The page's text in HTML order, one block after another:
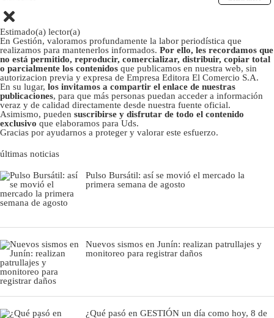
Estimado(a) lector(a)
En Gestión, valoramos profundamente la labor periodística que
realizamos para mantenerlos informados. Por ello, les recordamos que
no está permitido, reproducir, comercializar, distribuir, copiar total
o parcialmente los contenidos que publicamos en nuestra web, sin
autorizacion previa y expresa de Empresa Editora El Comercio S.A.
En su lugar, los invitamos a compartir el enlace de nuestras
publicaciones, para que más personas puedan acceder a información
veraz y de calidad directamente desde nuestra fuente oficial.
Asimismo, pueden suscribirse y disfrutar de todo el contenido
exclusivo que elaboramos para Uds.
Gracias por ayudarnos a proteger y valorar este esfuerzo.
últimas noticias
Pulso Bursátil: así se movió el mercado la
primera semana de agosto
Nuevos sismos en Junín: realizan patrullajes y
monitoreo para registrar daños
¿Qué pasó en GESTIÓN un día como hoy, 8 de